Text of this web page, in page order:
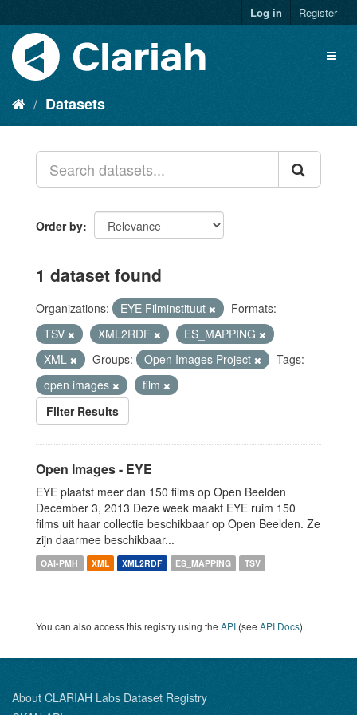
Log in Register
Datasets
Order by
1 dataset found
Organizations: EYE Filminstituut
Formats:
TSV
XML2RDF
ES_MAPPING
XML
Groups: Open Images Project
Tags:
open images
film
Filter Results
Open Images - EYE
EYE plaatst meer dan 150 films op Open Beelden
December 3, 2013 Deze week maakt EYE ruim 150
films uit haar collectie beschikbaar op Open Beelden. Ze
zijn daarmee beschikbaar...
OAI-PMH XML XML2RDF ES_MAPPING TSV
You can also access this registry using the API (see API Docs).
About CLARIAH Labs Dataset Registry